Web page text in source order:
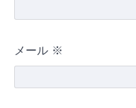
メール ※